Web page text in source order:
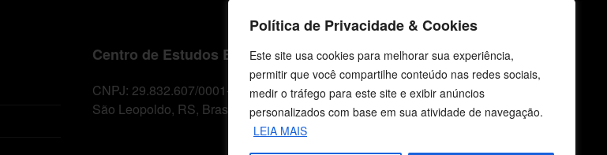
Política de Privacidade & Cookies
Este site usa cookies para melhorar sua experiência,
permitir que você compartilhe conteúdo nas redes sociais,
medir o tráfego para este site e exibir anúncios
personalizados com base em sua atividade de navegação.
LEIA MAIS
Centro de Estudos Bíblicos
CNPJ: 29.832.607/0001-10
São Leopoldo, RS, Brasil
Fale Conosco
E-mails
vendas@cebi.org.br